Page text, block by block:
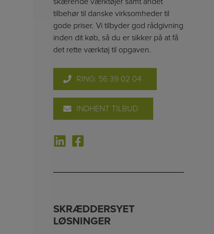
tilbehør til danske virksomheder til
gode priser. Vi tilbyder god rådgivning
inden dit køb, så du er sikker på at få
det rette værktøj til opgaven.
RING: 56 39 02 04
INDHENT TILBUD
SKRÆDDERSYET
LØSNINGER